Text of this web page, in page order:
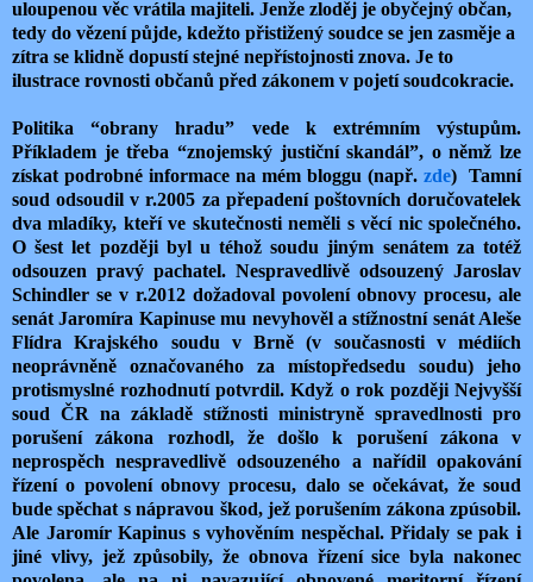
uloupenou věc vrátila majiteli. Jenže zloděj je obyčejný občan,
tedy do vězení půjde, kdežto přistižený soudce se jen zasměje a
zítra se klidně dopustí stejné nepřístojnosti znova. Je to
ilustrace rovnosti občanů před zákonem v pojetí soudcokracie.
Politika “obrany hradu” vede k extrémním výstupům.
Příkladem je třeba “znojemský justiční skandál”, o němž lze
získat podrobné informace na mém bloggu (např. zde) Tamní
soud odsoudil v r.2005 za přepadení poštovních doručovatelek
dva mladíky, kteří ve skutečnosti neměli s věcí nic společného.
O šest let později byl u téhož soudu jiným senátem za totéž
odsouzen pravý pachatel. Nespravedlivě odsouzený Jaroslav
Schindler se v r.2012 dožadoval povolení obnovy procesu, ale
senát Jaromíra Kapinuse mu nevyhověl a stížnostní senát Aleše
Flídra Krajského soudu v Brně (v současnosti v médiích
neoprávněně označovaného za místopředsedu soudu) jeho
protismyslné rozhodnutí potvrdil. Když o rok později Nejvyšší
soud ČR na základě stížnosti ministryně spravedlnosti pro
porušení zákona rozhodl, že došlo k porušení zákona v
neprospěch nespravedlivě odsouzeného a nařídil opakování
řízení o povolení obnovy procesu, dalo se očekávat, že soud
bude spěchat s nápravou škod, jež porušením zákona zpúsobil.
Ale Jaromír Kapinus s vyhověním nespěchal. Přidaly se pak i
jiné vlivy, jež způsobily, že obnova řízení sice byla nakonec